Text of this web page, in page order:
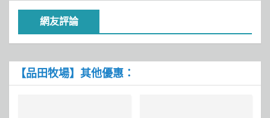
網友評論
【品田牧場】其他優惠：